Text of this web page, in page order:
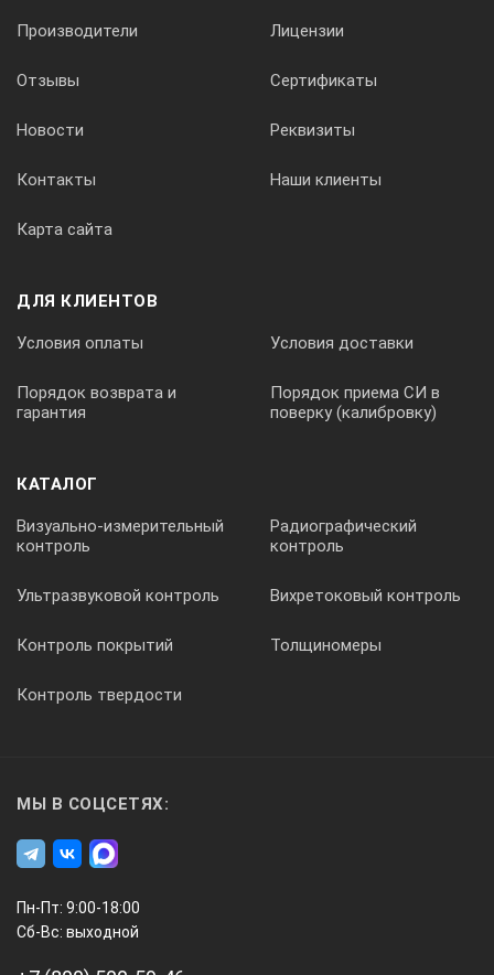
Производители Лицензии
Отзывы Сертификаты
Новости Реквизиты
Контакты Наши клиенты
Карта сайта
ДЛЯ КЛИЕНТОВ
Условия оплаты Условия доставки
Порядок возврата и
гарантия
Порядок приема СИ в
поверку (калибровку)
КАТАЛОГ
Визуально-измерительный
контроль
Радиографический
контроль
Ультразвуковой контроль Вихретоковый контроль
Контроль покрытий Толщиномеры
Контроль твердости
МЫ В СОЦСЕТЯХ:
Пн-Пт: 9:00-18:00
Сб-Вс: выходной